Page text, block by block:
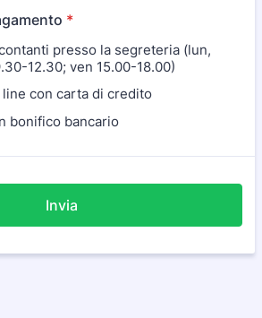
*
presso la segreteria (lun,
12.30; ven 15.00-18.00)
line con carta di credito
bonifico bancario
Invia